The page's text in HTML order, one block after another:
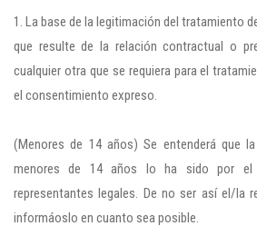
1. La base de la legitimación del tratamiento
que resulte de la relación contractual o
cualquier otra que se requiera para el
el consentimiento expreso.
(Menores de 14 años) Se entenderá que
menores de 14 años lo ha sido por el
representantes legales. De no ser así el/la
informáoslo en cuanto sea posible.